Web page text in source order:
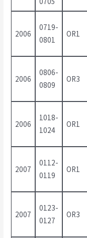
2006
0719-
0801
OR1
2006
0806-
0809
OR3
2006
1018-
1024
OR1
2007
0112-
0119
OR1
2007
0123-
0127
OR3